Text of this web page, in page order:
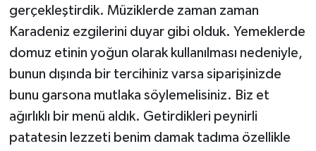
gerçekleştirdik. Müziklerde zaman zaman
Karadeniz ezgilerini duyar gibi olduk. Yemeklerde
domuz etinin yoğun olarak kullanılması nedeniyle,
bunun dışında bir tercihiniz varsa siparişinizde
bunu garsona mutlaka söylemelisiniz. Biz et
ağırlıklı bir menü aldık. Getirdikleri peynirli
patatesin lezzeti benim damak tadıma özellikle